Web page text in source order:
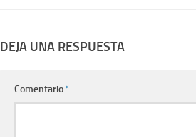
DEJA UNA RESPUESTA
Comentario*